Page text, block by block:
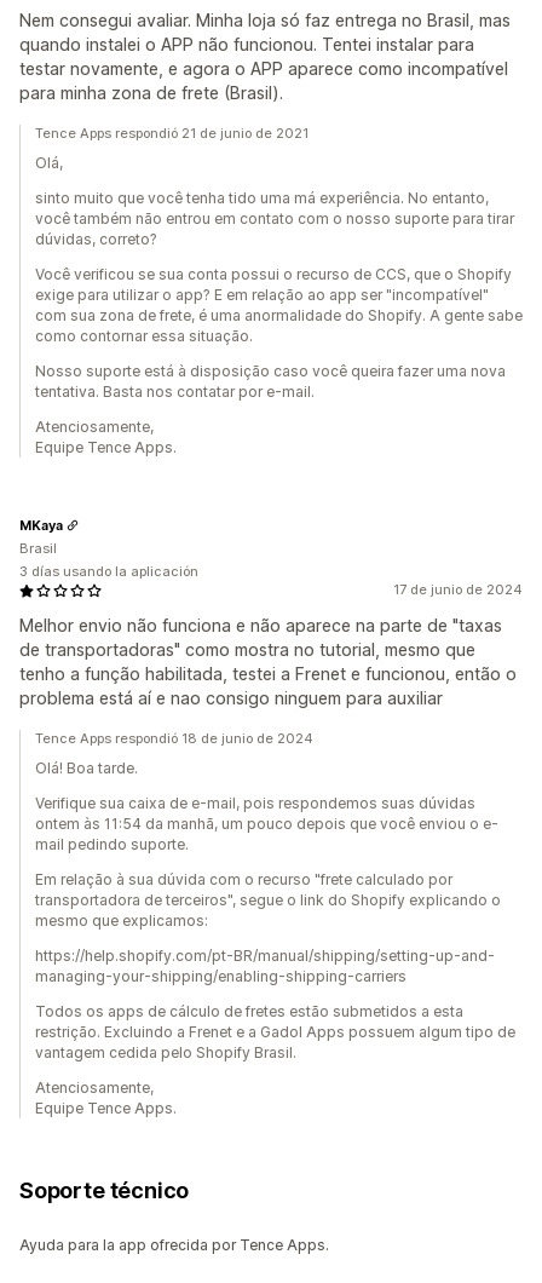
Nem consegui avaliar. Minha loja só faz entrega no Brasil, mas
quando instalei o APP não funcionou. Tentei instalar para
testar novamente, e agora o APP aparece como incompatível
para minha zona de frete (Brasil).
Tence Apps respondió 21 de junio de 2021
Olá,
sinto muito que você tenha tido uma má experiência. No entanto,
você também não entrou em contato com o nosso suporte para tirar
dúvidas, correto?
Você verificou se sua conta possui o recurso de CCS, que o Shopify
exige para utilizar o app? E em relação ao app ser "incompatível"
com sua zona de frete, é uma anormalidade do Shopify. A gente sabe
como contornar essa situação.
Nosso suporte está à disposição caso você queira fazer uma nova
tentativa. Basta nos contatar por e-mail.
Atenciosamente,
Equipe Tence Apps.
17 de junio de 2024
Melhor envio não funciona e não aparece na parte de "taxas
de transportadoras" como mostra no tutorial, mesmo que
tenho a função habilitada, testei a Frenet e funcionou, então o
problema está aí e nao consigo ninguem para auxiliar
MKaya
Brasil
3 días usando la aplicación
Tence Apps respondió 18 de junio de 2024
Olá! Boa tarde.
Verifique sua caixa de e-mail, pois respondemos suas dúvidas
ontem às 11:54 da manhã, um pouco depois que você enviou o e-
mail pedindo suporte.
Em relação à sua dúvida com o recurso "frete calculado por
transportadora de terceiros", segue o link do Shopify explicando o
mesmo que explicamos:
https://help.shopify.com/pt-BR/manual/shipping/setting-up-and-
managing-your-shipping/enabling-shipping-carriers
Todos os apps de cálculo de fretes estão submetidos a esta
restrição. Excluindo a Frenet e a Gadol Apps possuem algum tipo de
vantagem cedida pelo Shopify Brasil.
Atenciosamente,
Equipe Tence Apps.
Soporte técnico
Ayuda para la app ofrecida por Tence Apps.